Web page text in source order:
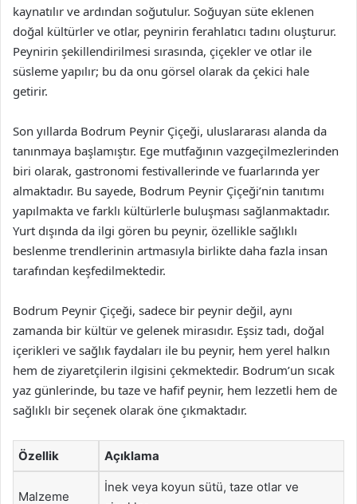
kaynatılır ve ardından soğutulur. Soğuyan süte eklenen
doğal kültürler ve otlar, peynirin ferahlatıcı tadını oluşturur.
Peynirin şekillendirilmesi sırasında, çiçekler ve otlar ile
süsleme yapılır; bu da onu görsel olarak da çekici hale
getirir.
Son yıllarda Bodrum Peynir Çiçeği, uluslararası alanda da
tanınmaya başlamıştır. Ege mutfağının vazgeçilmezlerinden
biri olarak, gastronomi festivallerinde ve fuarlarında yer
almaktadır. Bu sayede, Bodrum Peynir Çiçeği’nin tanıtımı
yapılmakta ve farklı kültürlerle buluşması sağlanmaktadır.
Yurt dışında da ilgi gören bu peynir, özellikle sağlıklı
beslenme trendlerinin artmasıyla birlikte daha fazla insan
tarafından keşfedilmektedir.
Bodrum Peynir Çiçeği, sadece bir peynir değil, aynı
zamanda bir kültür ve gelenek mirasıdır. Eşsiz tadı, doğal
içerikleri ve sağlık faydaları ile bu peynir, hem yerel halkın
hem de ziyaretçilerin ilgisini çekmektedir. Bodrum’un sıcak
yaz günlerinde, bu taze ve hafif peynir, hem lezzetli hem de
sağlıklı bir seçenek olarak öne çıkmaktadır.
Özellik Açıklama
Malzeme
İnek veya koyun sütü, taze otlar ve